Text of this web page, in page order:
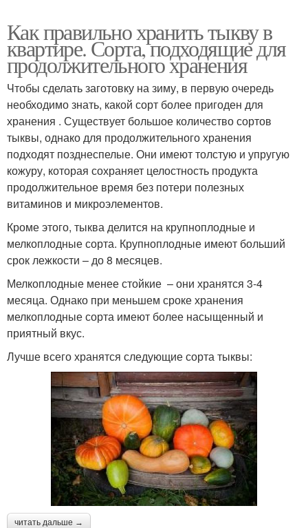
Как правильно хранить тыкву в
квартире. Сорта, подходящие для
продолжительного хранения
Чтобы сделать заготовку на зиму, в первую очередь
необходимо знать, какой сорт более пригоден для
хранения . Существует большое количество сортов
тыквы, однако для продолжительного хранения
подходят позднеспелые. Они имеют толстую и упругую
кожуру, которая сохраняет целостность продукта
продолжительное время без потери полезных
витаминов и микроэлементов.
Кроме этого, тыква делится на крупноплодные и
мелкоплодные сорта. Крупноплодные имеют больший
срок лежкости – до 8 месяцев.
Мелкоплодные менее стойкие – они хранятся 3-4
месяца. Однако при меньшем сроке хранения
мелкоплодные сорта имеют более насыщенный и
приятный вкус.
Лучше всего хранятся следующие сорта тыквы:
читать дальше →